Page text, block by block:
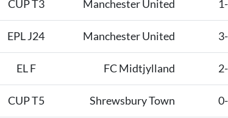
CUP T3 Manchester United
EPL J24 Manchester United
EL F FC Midtjylland
CUP T5 Shrewsbury Town